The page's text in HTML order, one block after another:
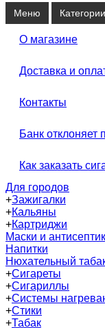
Меню Категории
О магазине
Доставка и
Контакты
Банк отклоняет
Как заказать
Для городов
+Зажигалки
+Кальяны
+Картриджи
Маски и
Напитки
Нюхательный
+Сигареты
+Сигариллы
+Системы
+Стики
+Табак